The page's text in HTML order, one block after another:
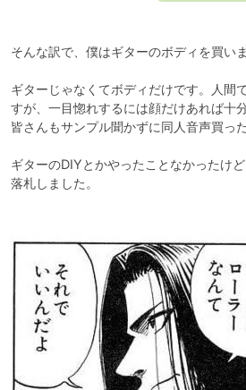
そんな訳で、僕はギターのボディを買いま
ギターじゃなくてボディだけです。人間
すが、一目惚れするには顔だけあれば十
皆さんもサンプル聞かずに同人音声買っ
ギターのDIYとかやったことなかったけ
落札しました。